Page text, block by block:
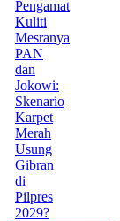
Pengamat
Kuliti
Mesranya
PAN
dan
Jokowi:
Skenario
Karpet
Merah
Usung
Gibran
di
Pilpres
2029?